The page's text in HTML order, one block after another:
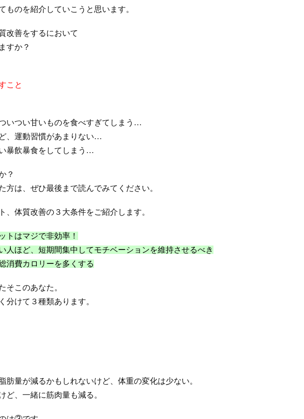
ものを紹介していこうと思います。
改善をするにおいて
すか？
こと
いつい甘いものを食べすぎてしまう…
、運動習慣があまりない…
暴飲暴食をしてしまう…
？
方は、ぜひ最後まで読んでみてください。
、体質改善の３大条件をご紹介します。
はマジで非効率！
人ほど、短期間集中してモチベーションを維持させるべき
消費カロリーを多くする
そこのあなた。
分けて３種類あります。
量が減るかもしれないけど、体重の変化は少ない。
、一緒に筋肉量も減る。